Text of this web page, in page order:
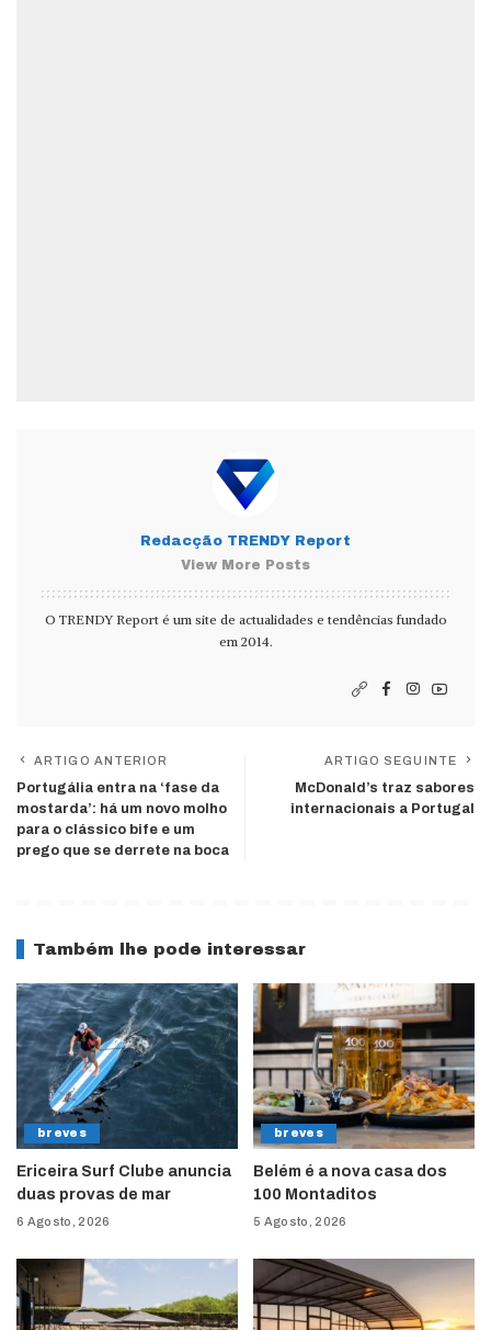
Redacção TRENDY Report
View More Posts
O TRENDY Report é um site de actualidades e tendências fundado
em 2014.
ARTIGO ANTERIOR
Portugália entra na ‘fase da
mostarda’: há um novo molho
para o clássico bife e um
prego que se derrete na boca
ARTIGO SEGUINTE
McDonald’s traz sabores
internacionais a Portugal
Também lhe pode interessar
breves
Ericeira Surf Clube anuncia
duas provas de mar
6 Agosto, 2026
breves
Belém é a nova casa dos
100 Montaditos
5 Agosto, 2026